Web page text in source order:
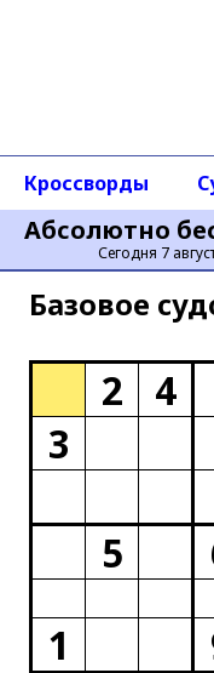
Абсолютно
Сегодня 7
Кроссворды
Базовое
2 4
3
5
1